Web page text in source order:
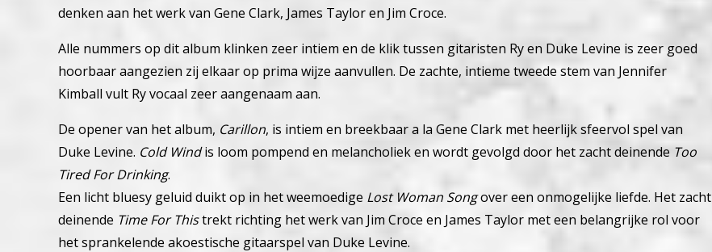
denken aan het werk van Gene Clark, James Taylor en Jim Croce.
Alle nummers op dit album klinken zeer intiem en de klik tussen gitaristen Ry en Duke Levine is zeer goed
hoorbaar aangezien zij elkaar op prima wijze aanvullen. De zachte, intieme tweede stem van Jennifer
Kimball vult Ry vocaal zeer aangenaam aan.
De opener van het album, Carillon, is intiem en breekbaar a la Gene Clark met heerlijk sfeervol spel van
Duke Levine. Cold Windis loom pompend en melancholiek en wordt gevolgd door het zacht deinende Too
Tired For Drinking.
Een licht bluesy geluid duikt op in het weemoedige Lost Woman Songover een onmogelijke liefde. Het zacht
deinende Time For Thistrekt richting het werk van Jim Croce en James Taylor met een belangrijke rol voor
het sprankelende akoestische gitaarspel van Duke Levine.